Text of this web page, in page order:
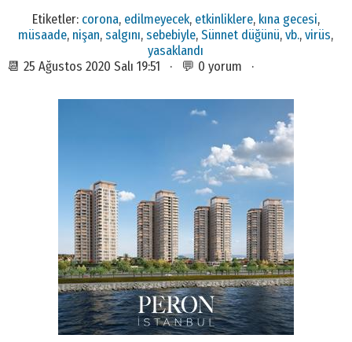
Etiketler: corona, edilmeyecek, etkinliklere, kına gecesi,
müsaade, nişan,salgını,sebebiyle,Sünnet düğünü,vb.,virüs,
yasaklandı
📆 25 Ağustos 2020 Salı 19:51 · 💬 0 yorum ·